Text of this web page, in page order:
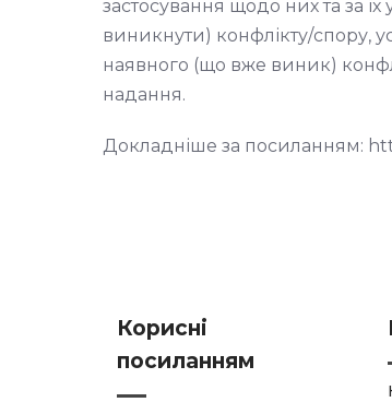
застосування щодо них та за
виникнути) конфлікту/спору,
наявного (що вже виник)
надання.
Докладніше за посиланням:
Корисні
посиланням